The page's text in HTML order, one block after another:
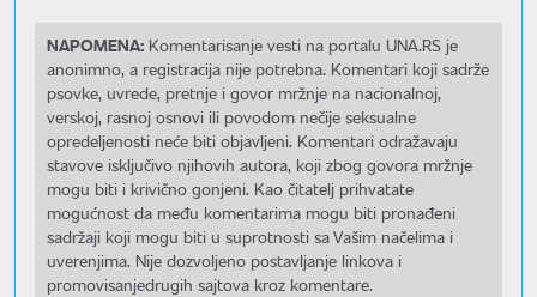
NAPOMENA: Komentarisanje vesti na portalu UNA.RS je
anonimno, a registracija nije potrebna. Komentari koji sadrže
psovke, uvrede, pretnje i govor mržnje na nacionalnoj,
verskoj, rasnoj osnovi ili povodom nečije seksualne
opredeljenosti neće biti objavljeni. Komentari odražavaju
stavove isključivo njihovih autora, koji zbog govora mržnje
mogu biti i krivično gonjeni. Kao čitatelj prihvatate
mogućnost da među komentarima mogu biti pronađeni
sadržaji koji mogu biti u suprotnosti sa Vašim načelima i
uverenjima. Nije dozvoljeno postavljanje linkova i
promovisanjedrugih sajtova kroz komentare.